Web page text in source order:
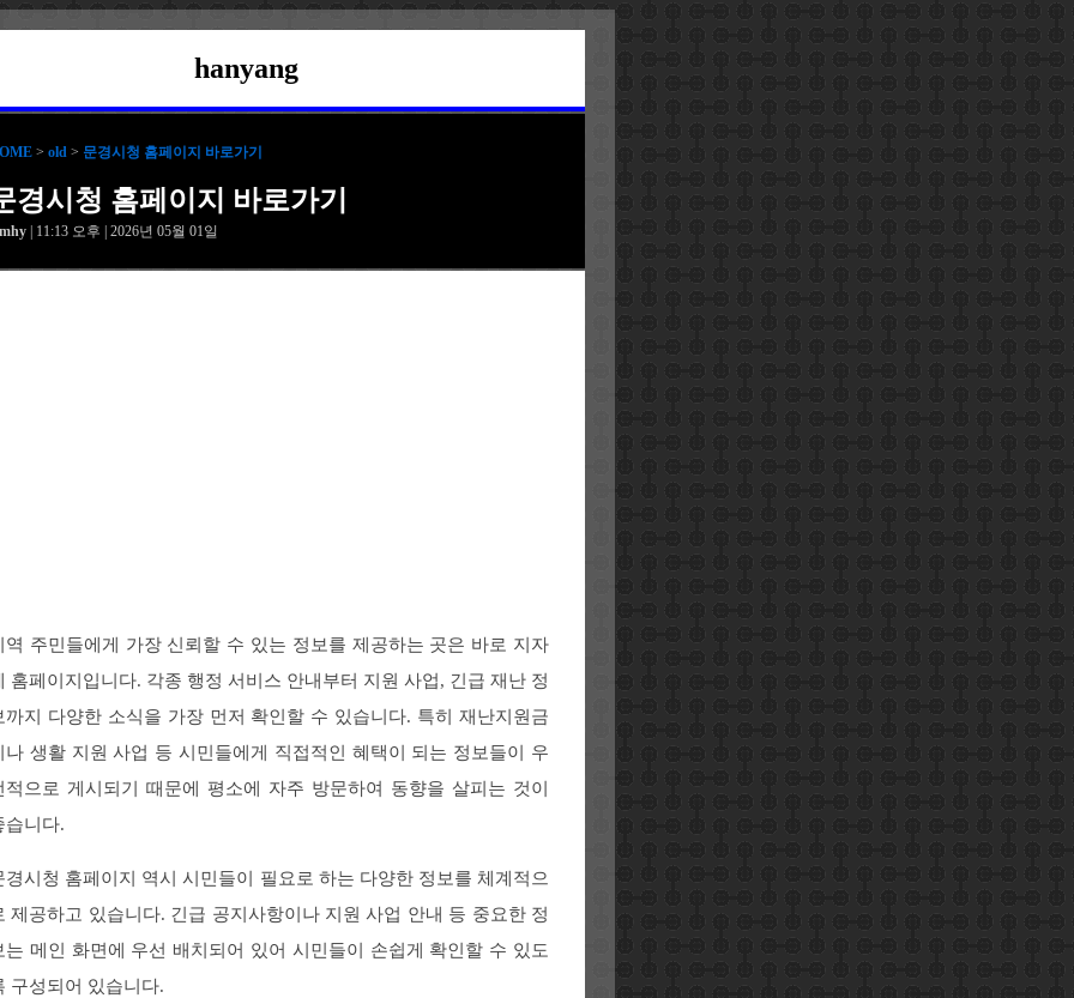
hanyang
> old > 문경시청 홈페이지 바로가기
경시청 홈페이지 바로가기
| 11:13 오후 | 2026년 05월 01일
역 주민들에게 가장 신뢰할 수 있는 정보를 제공하는 곳은 바로 지자
홈페이지입니다. 각종 행정 서비스 안내부터 지원 사업, 긴급 재난 정
까지 다양한 소식을 가장 먼저 확인할 수 있습니다. 특히 재난지원금
나 생활 지원 사업 등 시민들에게 직접적인 혜택이 되는 정보들이 우
적으로 게시되기 때문에 평소에 자주 방문하여 동향을 살피는 것이
습니다.
경시청 홈페이지 역시 시민들이 필요로 하는 다양한 정보를 체계적으
제공하고 있습니다. 긴급 공지사항이나 지원 사업 안내 등 중요한 정
는 메인 화면에 우선 배치되어 있어 시민들이 손쉽게 확인할 수 있도
구성되어 있습니다.